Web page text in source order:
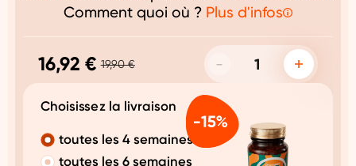
Comment quoi où ? Plus d'infos
16,92 € 19,90 €
Choisissez la livraison
toutes les 4 semaines
toutes les 6 semaines